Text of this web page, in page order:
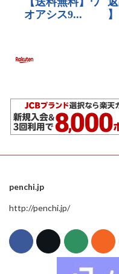
penchi.jp
http://penchi.jp/